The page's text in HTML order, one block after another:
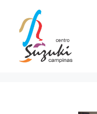
conteúdo